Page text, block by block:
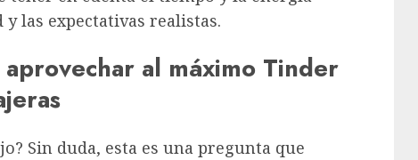
las expectativas realistas.
al máximo Tinder
Sin duda, esta es una pregunta que